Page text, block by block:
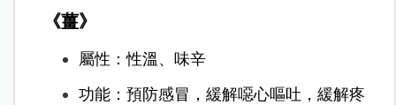
《薑》
屬性：性溫、味辛
功能：預防感冒，緩解噁心嘔吐，緩解疼